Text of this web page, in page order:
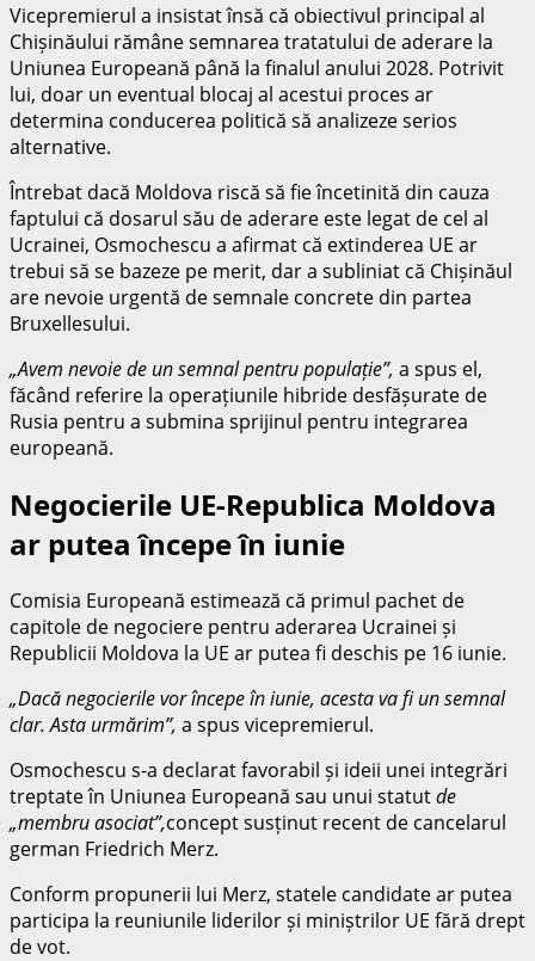
Vicepremierul a insistat însă că obiectivul principal al
Chișinăului rămâne semnarea tratatului de aderare la
Uniunea Europeană până la finalul anului 2028. Potrivit
lui, doar un eventual blocaj al acestui proces ar
determina conducerea politică să analizeze serios
alternative.
Întrebat dacă Moldova riscă să fie încetinită din cauza
faptului că dosarul său de aderare este legat de cel al
Ucrainei, Osmochescu a afirmat că extinderea UE ar
trebui să se bazeze pe merit, dar a subliniat că Chișinăul
are nevoie urgentă de semnale concrete din partea
Bruxellesului.
„Avem nevoie de un semnal pentru populație”, a spus el,
făcând referire la operațiunile hibride desfășurate de
Rusia pentru a submina sprijinul pentru integrarea
europeană.
Negocierile UE-Republica Moldova
ar putea începe în iunie
Comisia Europeană estimează că primul pachet de
capitole de negociere pentru aderarea Ucrainei și
Republicii Moldova la UE ar putea fi deschis pe 16 iunie.
„Dacă negocierile vor începe în iunie, acesta va fi un semnal
clar. Asta urmărim”, a spus vicepremierul.
Osmochescu s-a declarat favorabil și ideii unei integrări
treptate în Uniunea Europeană sau unui statutde
„membru asociat”,concept susținut recent de cancelarul
german Friedrich Merz.
Conform propunerii lui Merz, statele candidate ar putea
participa la reuniunile liderilor și miniștrilor UE fără drept
de vot.